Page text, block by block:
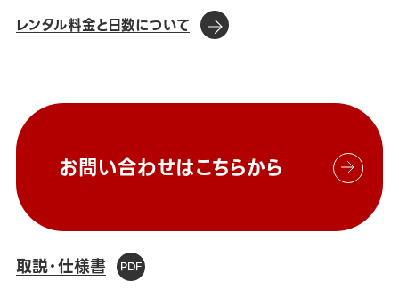
レンタル料金と日数について
お問い合わせはこちらから
取説・仕様書